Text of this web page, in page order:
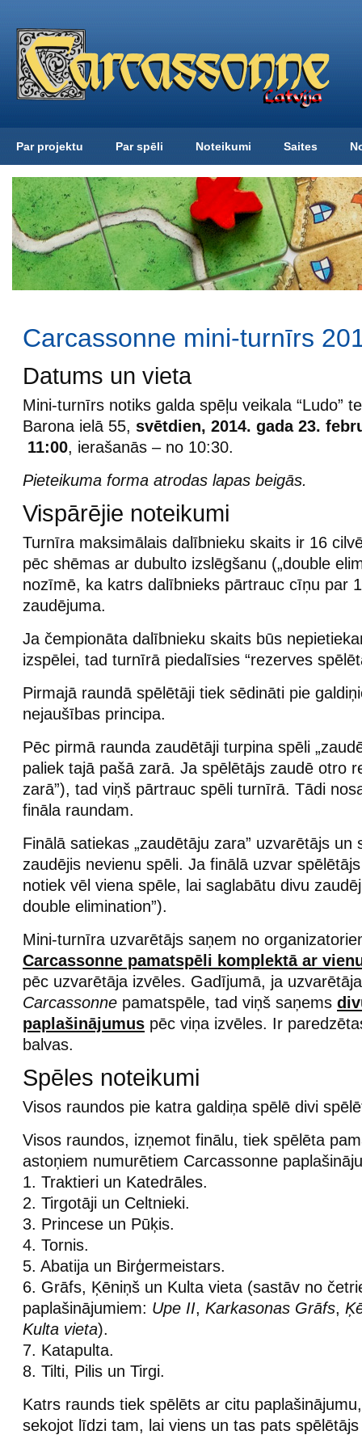
Par projektu Par spēli Noteikumi Saites
Carcassonne mini-turnīrs
Datums un vieta
Mini-turnīrs notiks galda spēļu veikala “Ludo”
Barona ielā 55, svētdien, 2014. gada 23.
11:00, ierašanās – no 10:30.
Pieteikuma forma atrodas lapas beigās.
Vispārējie noteikumi
Turnīra maksimālais dalībnieku skaits ir 16
pēc shēmas ar dubulto izslēgšanu („double
nozīmē, ka katrs dalībnieks pārtrauc cīņu par
zaudējuma.
Ja čempionāta dalībnieku skaits būs
izspēlei, tad turnīrā piedalīsies “rezerves
Pirmajā raundā spēlētāji tiek sēdināti pie
nejaušības principa.
Pēc pirmā raunda zaudētāji turpina spēli
paliek tajā pašā zarā. Ja spēlētājs zaudē otro
zarā”), tad viņš pārtrauc spēli turnīrā. Tādi
fināla raundam.
Finālā satiekas „zaudētāju zara” uzvarētājs un
zaudējis nevienu spēli. Ja finālā uzvar
notiek vēl viena spēle, lai saglabātu divu
double elimination”).
Mini-turnīra uzvarētājs saņem no
Carcassonne pamatspēli komplektā ar
pēc uzvarētāja izvēles. Gadījumā, ja
Carcassonne pamatspēle, tad viņš saņems
paplašinājumus pēc viņa izvēles. Ir
balvas.
Spēles noteikumi
Visos raundos pie katra galdiņa spēlē divi
Visos raundos, izņemot finālu, tiek spēlēta
astoņiem numurētiem Carcassonne
1. Traktieri un Katedrāles.
2. Tirgotāji un Celtnieki.
3. Princese un Pūķis.
4. Tornis.
5. Abatija un Birģermeistars.
6. Grāfs, Ķēniņš un Kulta vieta (sastāv no
paplašinājumiem: Upe II, Karkasonas Grāfs,
Kulta vieta).
7. Katapulta.
8. Tilti, Pilis un Tirgi.
Katrs raunds tiek spēlēts ar citu
sekojot līdzi tam, lai viens un tas pats